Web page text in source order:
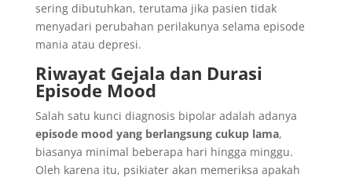
sering dibutuhkan, terutama jika pasien tidak
menyadari perubahan perilakunya selama episode
mania atau depresi.
Riwayat Gejala dan Durasi
Episode Mood
Salah satu kunci diagnosis bipolar adalah adanya
episode mood yang berlangsung cukup lama,
biasanya minimal beberapa hari hingga minggu.
Oleh karena itu, psikiater akan memeriksa apakah